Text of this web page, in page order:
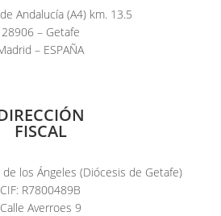
Andalucía (A4) km. 13.5
28906 – Getafe
– ESPAÑA
FISCAL
los Ángeles (Diócesis de Getafe)
CIF: R7800489B
Calle Averroes 9